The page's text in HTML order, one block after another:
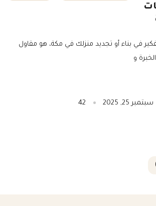
في بناء أو تجديد منزلك في مكة، هو مقاول
و
سبتمبر 25, 2025 42